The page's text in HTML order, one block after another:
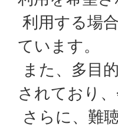
利用する場
ています。
また、多目
されており
さらに、難